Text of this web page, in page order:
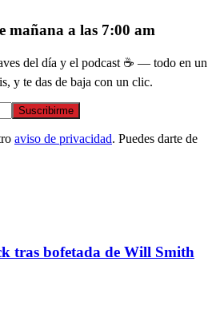
mañana a las 7:00 am
del día y el podcast ☕ — todo en un
y te das de baja con un clic.
Suscribirme
aviso de privacidad. Puedes darte de
tras bofetada de Will Smith